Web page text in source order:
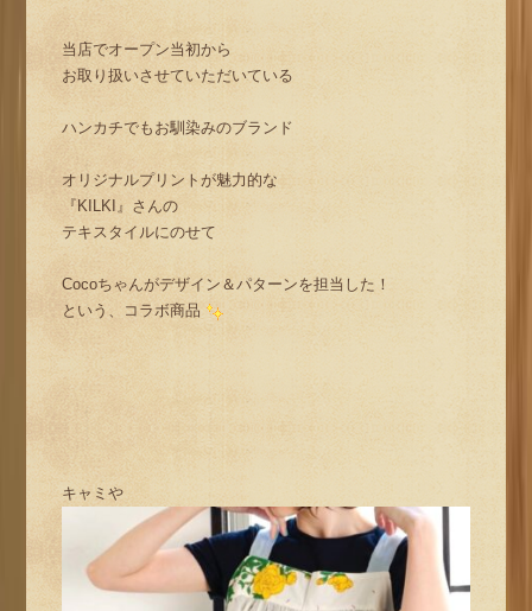
当店でオープン当初から
お取り扱いさせていただいている
ハンカチでもお馴染みのブランド
オリジナルプリントが魅力的な
『KILKI』さんの
テキスタイルにのせて
Cocoちゃんがデザイン＆パターンを担当した！
という、コラボ商品
キャミや